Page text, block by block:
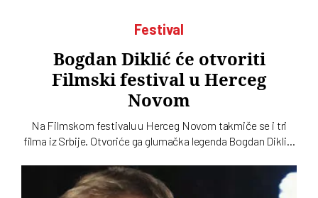
Festival
Bogdan Diklić će otvoriti
Filmski festival u Herceg
Novom
Na Filmskom festivalu u Herceg Novom takmiče se i tri
filma iz Srbije. Otvoriće ga glumačka legenda Bogdan Diklić.